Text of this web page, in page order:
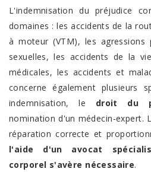
L'indemnisation du préjudice
domaines : les accidents de la
à moteur (VTM), les agressions
sexuelles, les accidents de la
médicales, les accidents et
concerne également plusieurs
indemnisation, le droit du
nomination d'un médecin-expert.
réparation correcte et
l'aide d'un avocat
corporel s'avère nécessaire.